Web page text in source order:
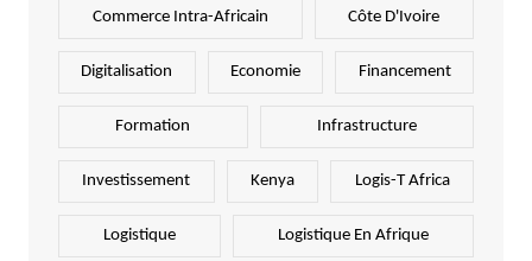
Commerce Intra-Africain Côte D'Ivoire
Digitalisation Economie Financement
Formation Infrastructure
Investissement Kenya Logis-T Africa
Logistique Logistique En Afrique